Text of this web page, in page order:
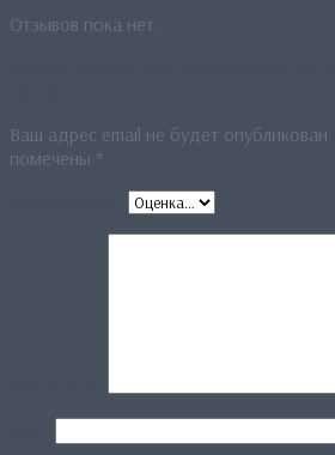
Отзывов пока нет.
Ваш адрес email не будет опубликован.
помечены *